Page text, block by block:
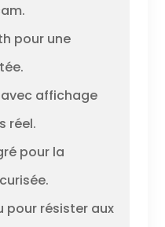
pour une
avec affichage
réel.
pour la
pour résister aux